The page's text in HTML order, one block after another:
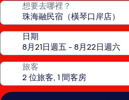
想要去哪裡？
日期
旅客